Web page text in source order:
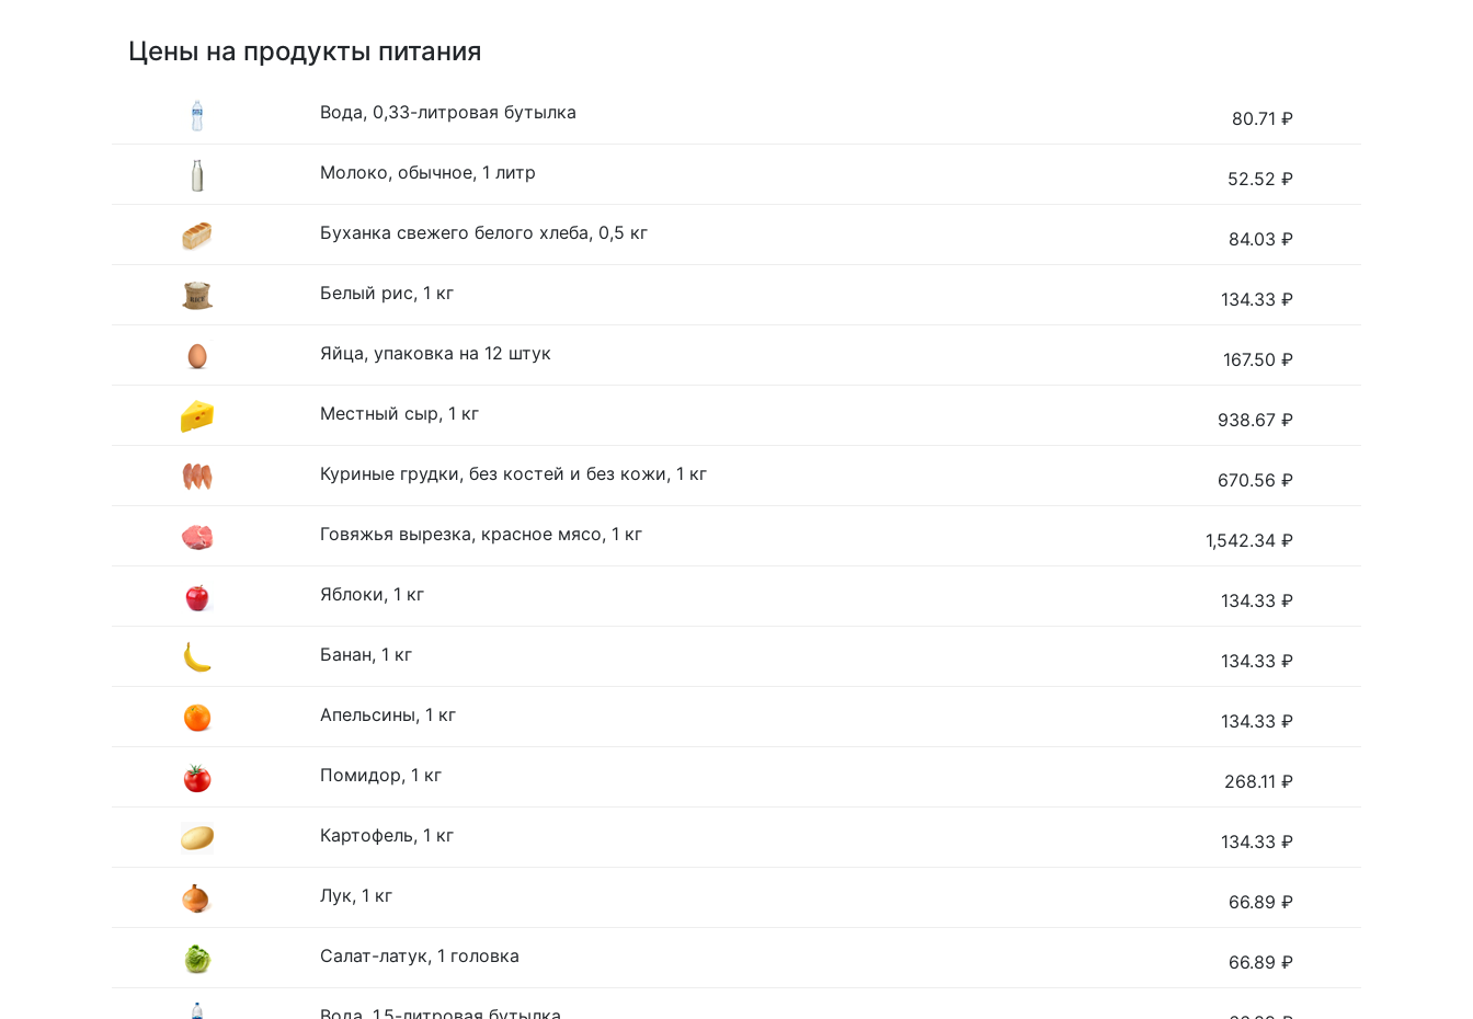
Цены на продукты питания
Вода, 0,33-литровая бутылка 80.71 ₽
Молоко, обычное, 1 литр 52.52 ₽
Буханка свежего белого хлеба, 0,5 кг 84.03 ₽
Белый рис, 1 кг 134.33 ₽
Яйца, упаковка на 12 штук 167.50 ₽
Местный сыр, 1 кг 938.67 ₽
Куриные грудки, без костей и без кожи, 1 кг 670.56 ₽
Говяжья вырезка, красное мясо, 1 кг 1,542.34 ₽
Яблоки, 1 кг 134.33 ₽
Банан, 1 кг 134.33 ₽
Апельсины, 1 кг 134.33 ₽
Помидор, 1 кг 268.11 ₽
Картофель, 1 кг 134.33 ₽
Лук, 1 кг 66.89 ₽
Салат-латук, 1 головка 66.89 ₽